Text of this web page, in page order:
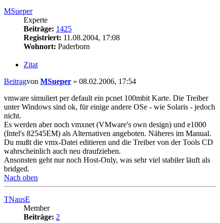
MSueper
Experte
Beiträge: 1425
Registriert: 11.08.2004, 17:08
Wohnort: Paderborn
Zitat
Beitragvon MSueper » 08.02.2006, 17:54
vmware simuliert per default ein pcnet 100mbit Karte. Die Treiber
unter Windows sind ok, für einige andere OSe - wie Solaris - jedoch
nicht.
Es werden aber noch vmxnet (VMware's own design) und e1000
(Intel's 82545EM) als Alternativen angeboten. Näheres im Manual.
Du mußt die vmx-Datei editieren und die Treiber von der Tools CD
wahrscheinlich auch neu draufziehen.
Ansonsten geht nur noch Host-Only, was sehr viel stabiler läuft als
bridged.
Nach oben
TNausE
Member
Beiträge: 2